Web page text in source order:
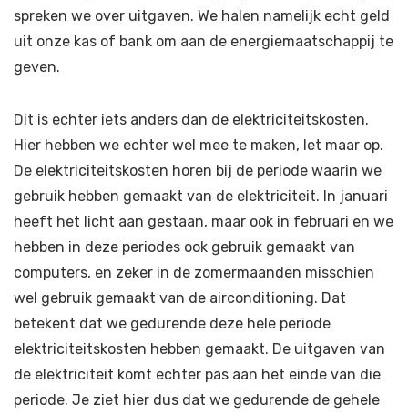
spreken we over uitgaven. We halen namelijk echt geld
uit onze kas of bank om aan de energiemaatschappij te
geven.
Dit is echter iets anders dan de elektriciteitskosten.
Hier hebben we echter wel mee te maken, let maar op.
De elektriciteitskosten horen bij de periode waarin we
gebruik hebben gemaakt van de elektriciteit. In januari
heeft het licht aan gestaan, maar ook in februari en we
hebben in deze periodes ook gebruik gemaakt van
computers, en zeker in de zomermaanden misschien
wel gebruik gemaakt van de airconditioning. Dat
betekent dat we gedurende deze hele periode
elektriciteitskosten hebben gemaakt. De uitgaven van
de elektriciteit komt echter pas aan het einde van die
periode. Je ziet hier dus dat we gedurende de gehele